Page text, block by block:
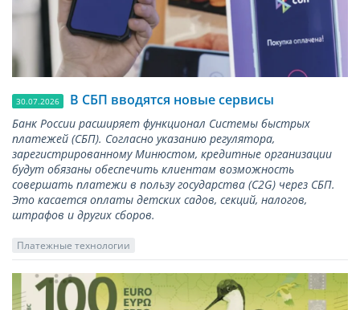
30.07.2026 В СБП вводятся новые сервисы
Банк России расширяет функционал Системы быстрых
платежей (СБП). Согласно указанию регулятора,
зарегистрированному Минюстом, кредитные организации
будут обязаны обеспечить клиентам возможность
совершать платежи в пользу государства (С2G) через СБП.
Это касается оплаты детских садов, секций, налогов,
штрафов и других сборов.
Платежные технологии